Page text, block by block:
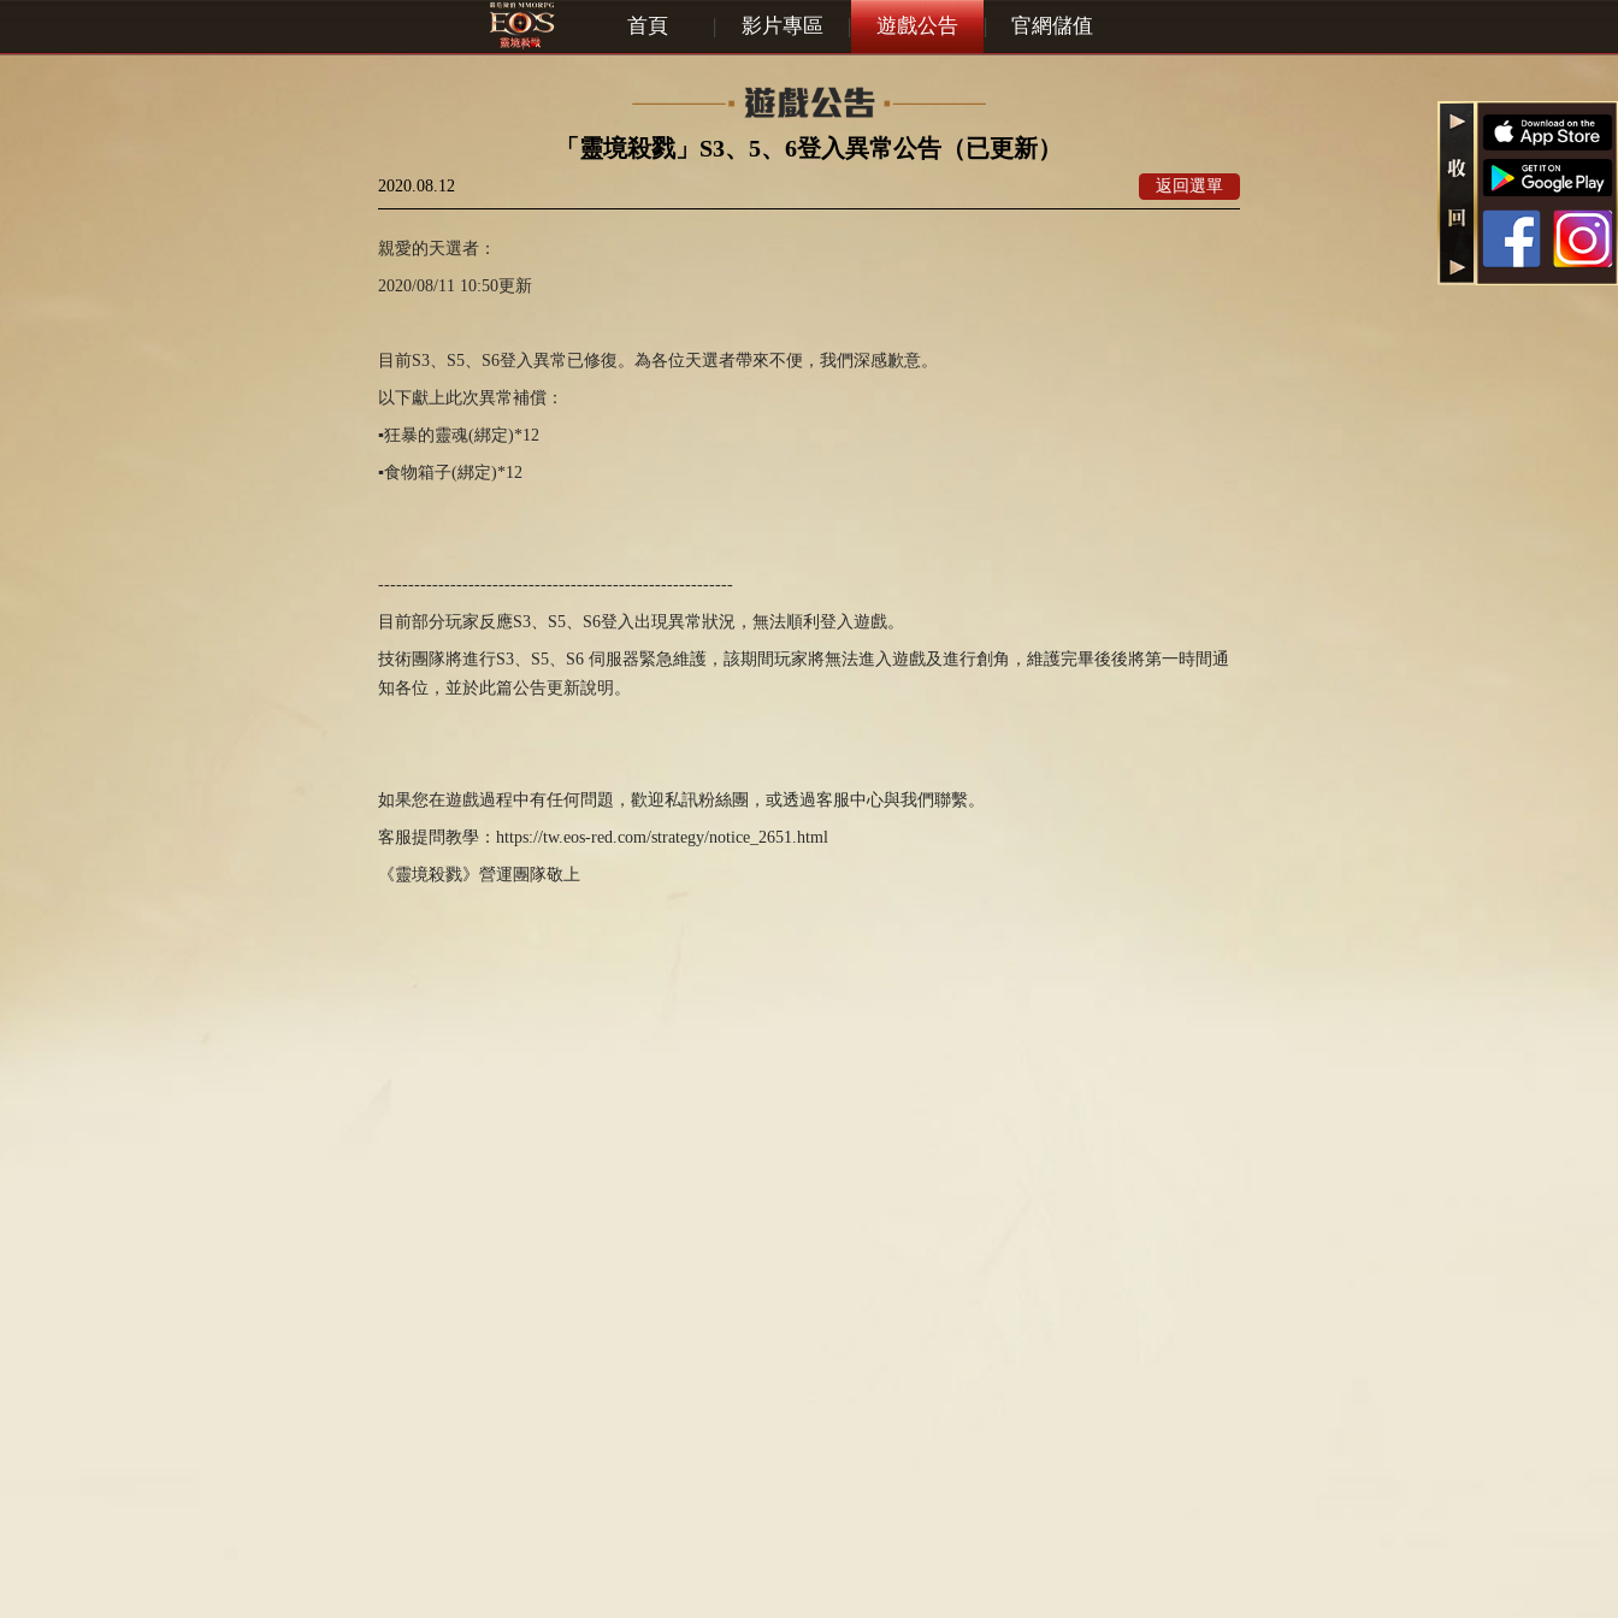
首頁 | 影片專區 | 遊戲公告 | 官網儲值
「靈境殺戮」S3、5、6登入異常公告（已更新）
2020.08.12 返回選單
親愛的天選者：
2020/08/11 10:50更新
目前S3、S5、S6登入異常已修復。為各位天選者帶來不便，我們深感歉意。
以下獻上此次異常補償：
▪狂暴的靈魂(綁定)*12
▪食物箱子(綁定)*12
-----------------------------------------------------------
目前部分玩家反應S3、S5、S6登入出現異常狀況，無法順利登入遊戲。
技術團隊將進行S3、S5、S6 伺服器緊急維護，該期間玩家將無法進入遊戲及進行創角，維護完畢後後將第一時間通
知各位，並於此篇公告更新說明。
如果您在遊戲過程中有任何問題，歡迎私訊粉絲團，或透過客服中心與我們聯繫。
客服提問教學： https://tw.eos-red.com/strategy/notice_2651.html
《靈境殺戮》營運團隊敬上